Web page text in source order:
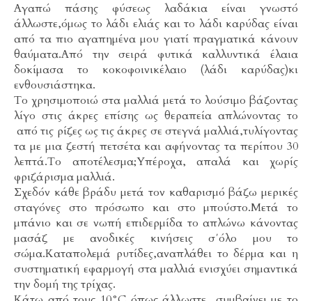
Αγαπώ πάσης φύσεως λαδάκια είναι γνωστό
άλλωστε,όμως το λάδι ελιάς και το λάδι καρύδας είναι
από τα πιο αγαπημένα μου γιατί πραγματικά κάνουν
θαύματα.Από την σειρά φυτικά καλλυντικά έλαια
δοκίμασα το κοκοφοινικέλαιο (λάδι καρύδας)κι
ενθουσιάστηκα.
Το χρησιμοποιώ στα μαλλιά μετά το λούσιμο βάζοντας
λίγο στις άκρες επίσης ως θεραπεία απλώνοντας το
από τις ρίζες ως τις άκρες σε στεγνά μαλλιά,τυλίγοντας
τα με μια ζεστή πετσέτα και αφήνοντας τα περίπου 30
λεπτά.Το αποτέλεσμα;Υπέροχα, απαλά και χωρίς
φριζάρισμα μαλλιά.
Σχεδόν κάθε βράδυ μετά τον καθαρισμό βάζω μερικές
σταγόνες στο πρόσωπο και στο μπούστο.Μετά το
μπάνιο και σε νωπή επιδερμίδα το απλώνω κάνοντας
μασάζ με ανοδικές κινήσεις σ΄όλο μου το
σώμα.Καταπολεμά ρυτίδες,αναπλάθει το δέρμα και η
συστηματική εφαρμογή στα μαλλιά ενισχύει σημαντικά
την δομή της τρίχας.